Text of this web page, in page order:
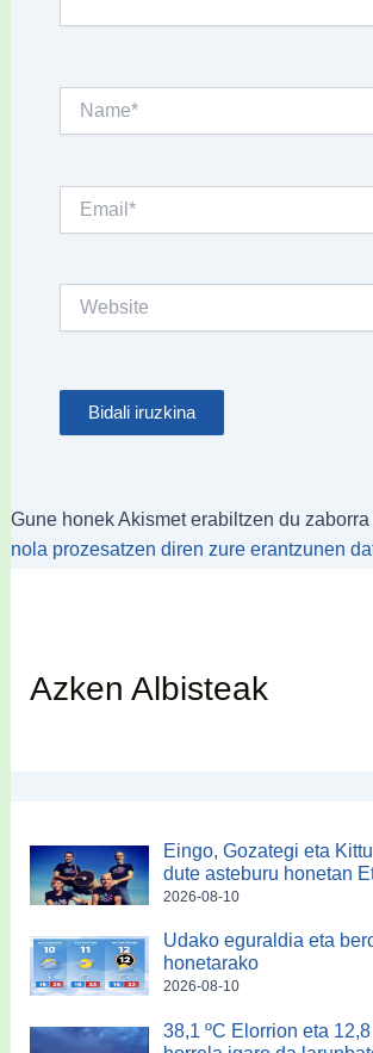
Website
Gune honek Akismet erabiltzen du
nola prozesatzen diren zure erantzunen
Azken Albisteak
Eingo, Gozategi eta
dute asteburu honetan
2026-08-10
Udako eguraldia eta
honetarako
2026-08-10
38,1 ºC Elorrion eta